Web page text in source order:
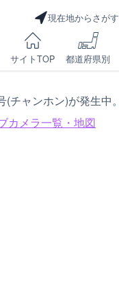
現在地からさがす
サイトTOP 都道府県別
チャンホン)が発生中。
カメラ一覧・地図